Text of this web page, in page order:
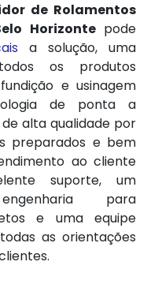
de Rolamentos
Horizontepode
a solução, uma
os produtos
e usinagem
de ponta a
alta qualidade por
preparados e bem
ao cliente
suporte, um
para
e uma equipe
as orientações